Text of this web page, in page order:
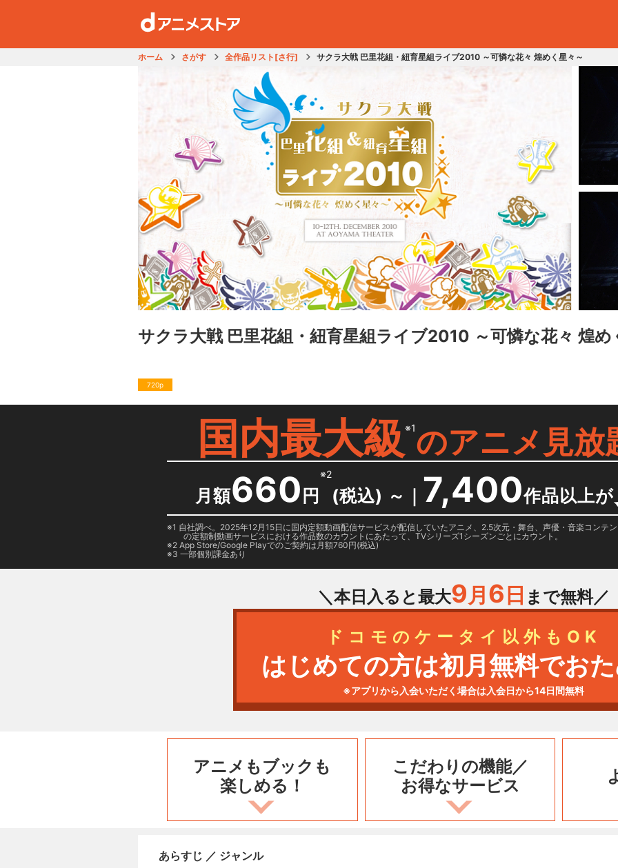
ホーム さがす 全作品リスト[さ行] サクラ大戦 巴里花組・紐育星組ライブ2010 ～可憐な花々 煌めく星々～
サクラ大戦 巴里花組・紐育星組ライブ2010 ～可憐な花々 煌め
720p
国内最大級 ※1のアニメ見放
月額660 円
※2
(税込) ～ ｜ 7,400作品以上が
1 自社調べ。2025年12月15日に国内定額動画配信サービスが配信していたアニメ、2.5次元・舞台、声優・音楽コンテ
の定額制動画サービスにおける作品数のカウントにあたって、TVシリーズ1シーズンごとにカウント。
2 App Store/Google Playでのご契約は月額760円(税込)
3 一部個別課金あり
＼本日入ると最大9月 6 日 まで無料／
ドコモのケータイ以外もOK
はじめての方は初月無料でお
※アプリから入会いただく場合は入会日から14日間無料
アニメもブックも
楽しめる！
こだわりの機能／
お得なサービス
あらすじ ／ ジャンル